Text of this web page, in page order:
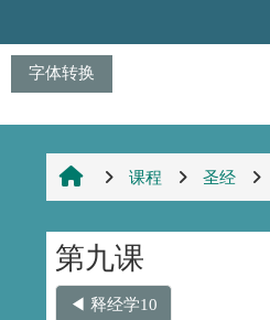
字体转换
课程 圣经
第九课
◀︎ 释经学10